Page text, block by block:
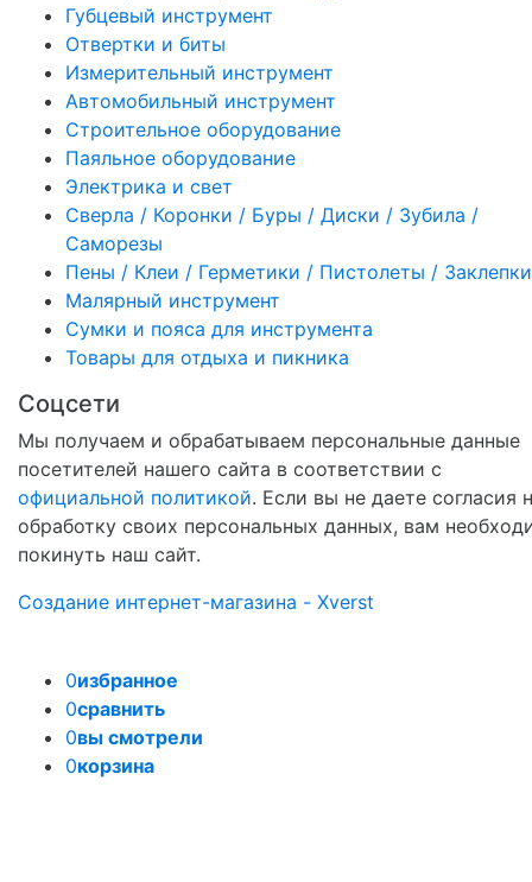
Губцевый инструмент
Отвертки и биты
Измерительный инструмент
Автомобильный инструмент
Строительное оборудование
Паяльное оборудование
Электрика и свет
Сверла / Коронки / Буры / Диски / Зубила /
Саморезы
Пены / Клеи / Герметики / Пистолеты / Заклепки
Малярный инструмент
Сумки и пояса для инструмента
Товары для отдыха и пикника
Соцсети
Мы получаем и обрабатываем персональные данные
посетителей нашего сайта в соответствии с
официальной политикой. Если вы не даете согласия
обработку своих персональных данных, вам
покинуть наш сайт.
Создание интернет-магазина - Xverst
0избранное
0сравнить
0вы смотрели
0корзина